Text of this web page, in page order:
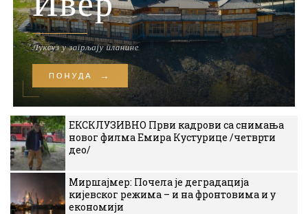
ЕКСКЛУЗИВНО Први кадрови са снимања
новог филма Емира Кустурице /четврти
део/
Миршајмер: Почела је деградација
кијевског режима – и на фронтовима и у
економији